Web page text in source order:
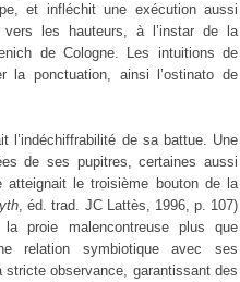
et infléchit une exécution aussi
les hauteurs, à l’instar de la
de Cologne. Les intuitions de
la ponctuation, ainsi l’ostinato de
l’indéchiffrabilité de sa battue. Une
de ses pupitres, certaines aussi
atteignait le troisième bouton de la
, éd. trad. JC Lattès, 1996, p. 107)
proie malencontreuse plus que
relation symbiotique avec ses
stricte observance, garantissant des